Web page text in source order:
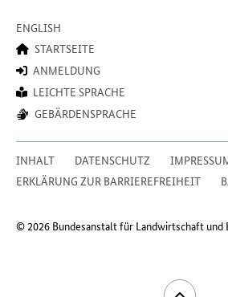
ENGLISH
STARTSEITE
ANMELDUNG
LEICHTE SPRACHE
GEBÄRDENSPRACHE
INHALT DATENSCHUTZ
ERKLÄRUNG ZUR BARRIEREFREIHEIT
© 2026 Bundesanstalt für Landwirtschaft und